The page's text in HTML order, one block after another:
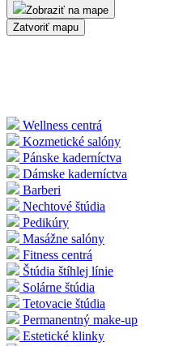
Zobraziť na mape
Zatvoriť mapu
Wellness centrá
Kozmetické salóny
Pánske kaderníctva
Dámske kaderníctva
Barberi
Nechtové štúdia
Pedikúry
Masážne salóny
Fitness centrá
Štúdia štíhlej línie
Solárne štúdia
Tetovacie štúdia
Permanentný make-up
Estetické klinky